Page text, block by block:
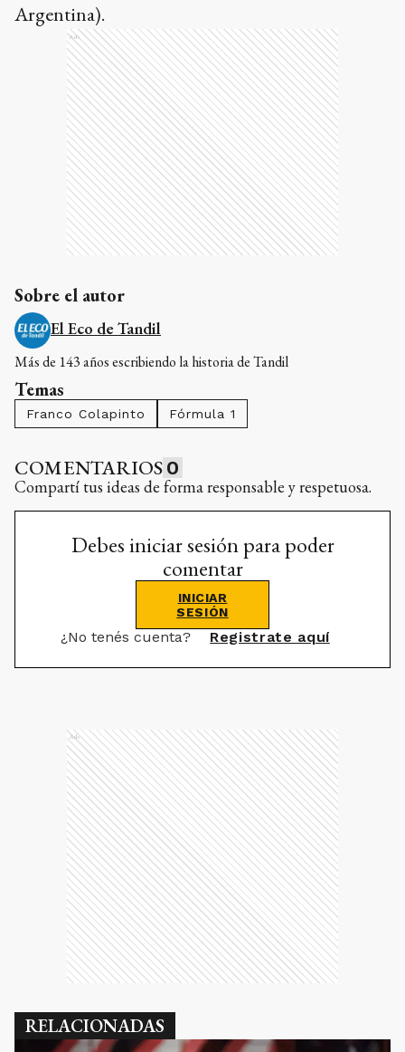
Argentina).
Ads
Sobre el autor
El Eco de Tandil
Más de 143 años escribiendo la historia de Tandil
Temas
Franco Colapinto Fórmula 1
COMENTARIOS 0
Compartí tus ideas de forma responsable y respetuosa.
Debes iniciar sesión para poder
comentar
INICIAR
SESIÓN
¿No tenés cuenta? Registrate aquí
Ads
RELACIONADAS